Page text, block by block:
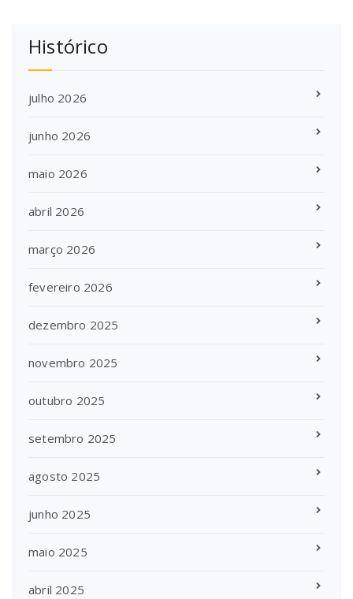
Histórico
julho 2026
junho 2026
maio 2026
abril 2026
março 2026
fevereiro 2026
dezembro 2025
novembro 2025
outubro 2025
setembro 2025
agosto 2025
junho 2025
maio 2025
abril 2025